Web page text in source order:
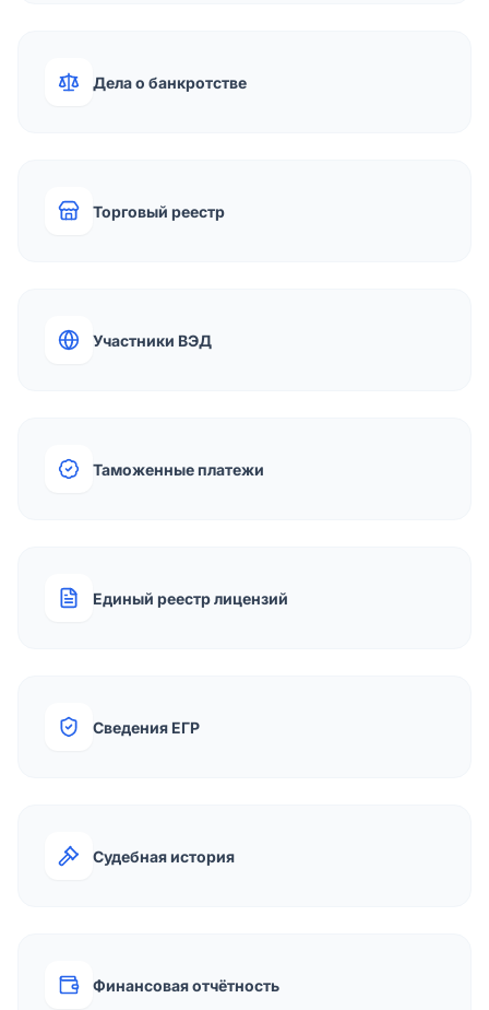
Дела о банкротстве
Торговый реестр
Участники ВЭД
Таможенные платежи
Единый реестр лицензий
Сведения ЕГР
Судебная история
Финансовая отчётность